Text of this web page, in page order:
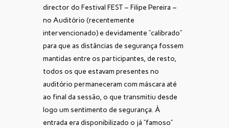
director do Festival FEST – Filipe Pereira –
no Auditório (recentemente
intervencionado) e devidamente “calibrado”
para que as distâncias de segurança fossem
mantidas entre os participantes, de resto,
todos os que estavam presentes no
auditório permaneceram com máscara até
ao final da sessão, o que transmitiu desde
logo um sentimento de segurança. À
entrada era disponibilizado o já “famoso”